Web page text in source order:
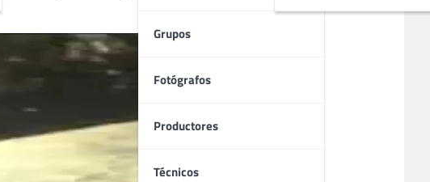
Grupos
Fotógrafos
Productores
Técnicos